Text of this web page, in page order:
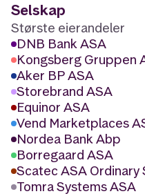
Selskap
Største eierandeler
DNB Bank ASA
Kongsberg Gruppen
Aker BP ASA
Storebrand ASA
Equinor ASA
Vend Marketplaces
Nordea Bank Abp
Borregaard ASA
Scatec ASA Ordinary
Tomra Systems ASA